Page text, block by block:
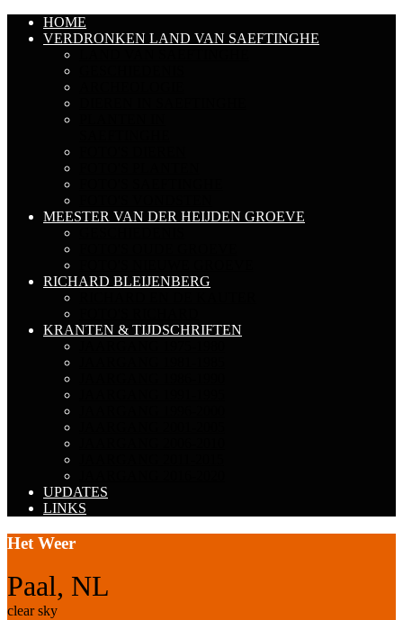
HOME
VERDRONKEN LAND VAN SAEFTINGHE
MEESTER VAN DER HEIJDEN GROEVE
RICHARD BLEIJENBERG
KRANTEN & TIJDSCHRIFTEN
UPDATES
LINKS
Het Weer
Paal, NL
clear sky